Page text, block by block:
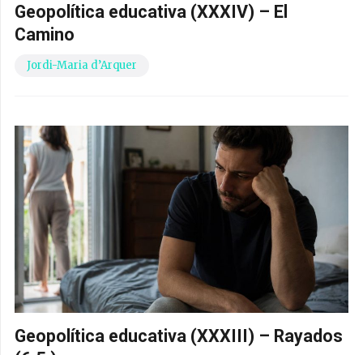
Geopolítica educativa (XXXIV) – El
Camino
Jordi-Maria d’Arquer
Geopolítica educativa (XXXIII) – Rayados